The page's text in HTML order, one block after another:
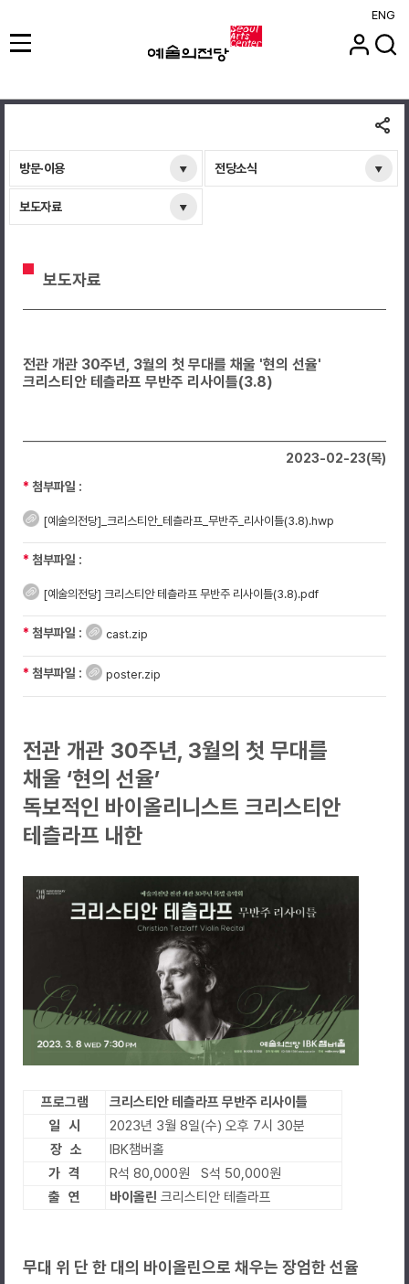
ENG
방문·이용 전당소식
보도자료
보도자료
전관 개관 30주년, 3월의 첫 무대를 채울 '현의 선율'
크리스티안 테츨라프 무반주 리사이틀(3.8)
2023-02-23(목)
* 첨부파일 :
[예술의전당]_크리스티안_테츨라프_무반주_리사이틀(3.8).hwp
* 첨부파일 :
[예술의전당] 크리스티안 테츨라프 무반주 리사이틀(3.8).pdf
* 첨부파일 : cast.zip
* 첨부파일 : poster.zip
전관 개관 30주년, 3월의 첫 무대를
채울 ‘현의 선율’
독보적인 바이올리니스트 크리스티안
테츨라프 내한
프로그램
크리스티안 테츨라프 무반주 리사이틀
일 시
2023년 3월 8일(수) 오후 7시 30분
장 소
IBK챔버홀
가 격
R석 80,000원 S석 50,000원
출 연
바이올린 크리스티안 테츨라프
무대 위 단 한 대의 바이올린으로 채우는 장엄한 선율